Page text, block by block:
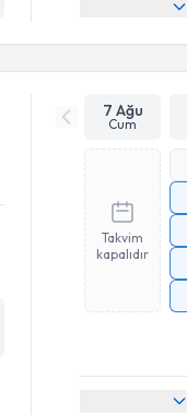
7 Ağu
Cum
Takvim
kapalıdır